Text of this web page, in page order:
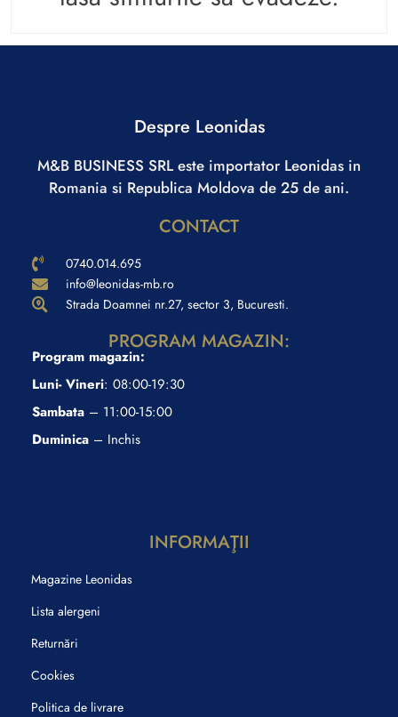
Despre Leonidas
M&B BUSINESS SRL este importator Leonidas in
Romania si Republica Moldova de 25 de ani.
CONTACT
0740.014.695
info@leonidas-mb.ro
Strada Doamnei nr.27, sector 3, Bucuresti.
PROGRAM MAGAZIN:
Program magazin:
Luni- Vineri: 08:00-19:30
Sambata – 11:00-15:00
Duminica – Inchis
INFORMAŢII
Magazine Leonidas
Lista alergeni
Returnări
Cookies
Politica de livrare